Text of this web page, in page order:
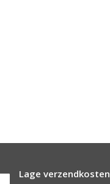
Lage verzendkosten